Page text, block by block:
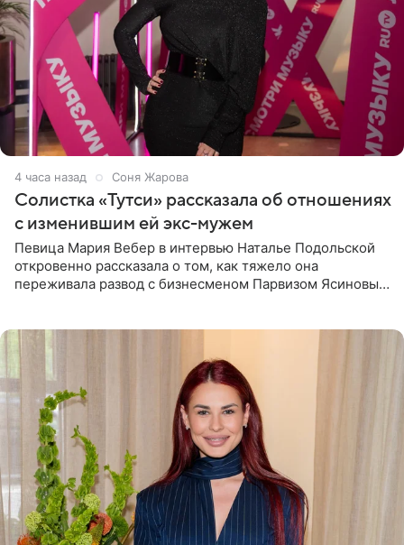
4 часа назад Соня Жарова
Солистка «Тутси» рассказала об отношениях
с изменившим ей экс-мужем
Певица Мария Вебер в интервью Наталье Подольской
откровенно рассказала о том, как тяжело она
переживала развод с бизнесменом Парвизом Ясиновым.